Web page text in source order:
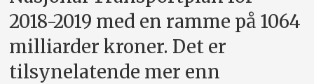
2018-2019 med en ramme på 1064
milliarder kroner. Det er
tilsynelatende mer enn